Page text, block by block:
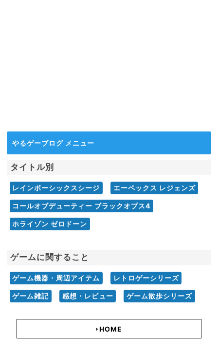
やるゲーブログ メニュー
タイトル別
レインボーシックスシージ エーペックス レジェンズ
コールオブデューティー ブラックオプス4
ホライゾン ゼロドーン
ゲームに関すること
ゲーム機器・周辺アイテム レトロゲーシリーズ
ゲーム雑記 感想・レビュー ゲーム散歩シリーズ
HOME